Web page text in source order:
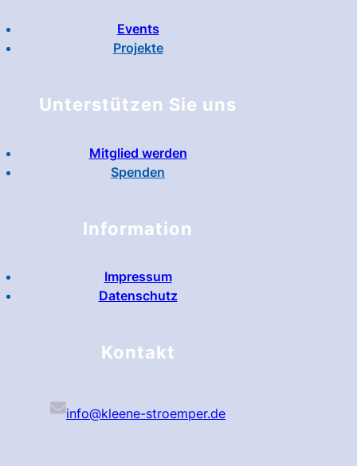
Events
Projekte
Unterstützen Sie uns
Mitglied werden
Spenden
Information
Impressum
Datenschutz
Kontakt
info@kleene-stroemper.de